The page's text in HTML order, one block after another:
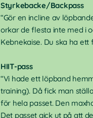
Styrkebacke/Backpass
“Gör en incline av
orkar de flesta inte med i
Kebnekaise. Du ska ha ett
HIIT-pass
“Vi hade ett löpband
training). Då fick man
för hela passet. Den
Det passet gick ut på att